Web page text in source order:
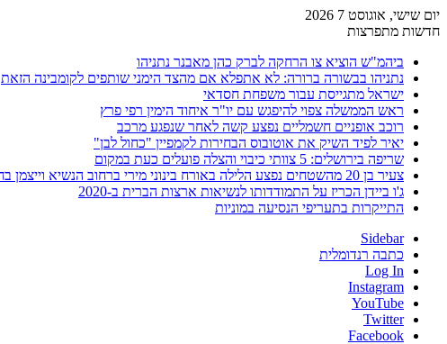
יום שישי, אוגוסט 7 2026
חדשות מתפרצות
ביהמ"ש הוציא צו הרחקה לברק כהן מאבנר נתניהו
נתניהו בבשורה ברורה: לא אתפלא אם מהצד הימני שותפים לקומבינה הזאת
ישראל מתגייסת עבור משפחת חסדאי
ראש הממשלה צפוי להיפגש עם יו"ר איחוד הימין רפי פרץ
רוכב אופניים חשמליים נפצע קשה לאחר שנפגע מרכב
יאיר לפיד השיק את אוטובוס הבחירות לקמפיין "כחול לבן"
שריפה בירושלים: 5 צוותי כיבוי והצלה פועלים כעת במקום
צעיר בן 20 מהשטחים נפצע הלילה באורח בינוני מירי ברחוב הנשיא וייצמן בחדרה
ג'ו ביידן הכריז על התמודדותו לנשיאות ארצות הברית ב-2020
התייקרות בתעריפי הנסיעה במוניות
Sidebar
כתבה רנדומלית
Log In
Instagram
YouTube
Twitter
Facebook